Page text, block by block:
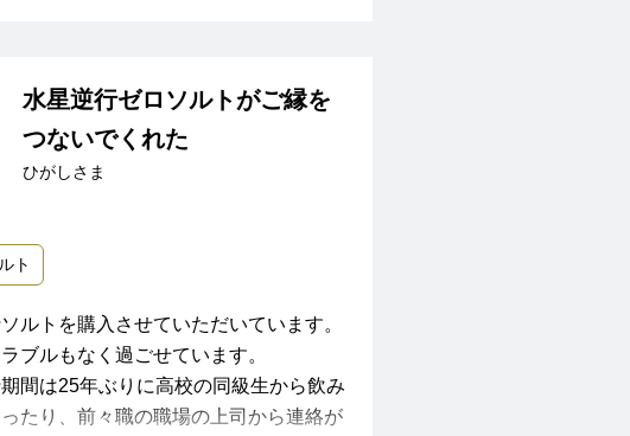
がとうございます。
水星逆行ゼロソルトがご縁を
つないでくれた
ひがしさま
ト
ルトを購入させていただいています。
ブルもなく過ごせています。
間は25年ぶりに高校の同級生から飲み
たり、前々職の職場の上司から連絡が